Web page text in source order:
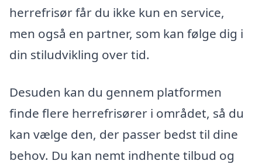
herrefrisør får du ikke kun en service,
men også en partner, som kan følge dig i
din stiludvikling over tid.
Desuden kan du gennem platformen
finde flere herrefrisører i området, så du
kan vælge den, der passer bedst til dine
behov. Du kan nemt indhente tilbud og